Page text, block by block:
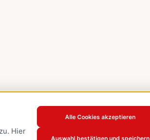
Hier
Alle Cookies akzeptieren
Auswahl bestätigen und speichern